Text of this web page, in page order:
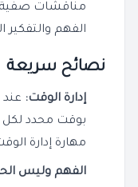
مناقشات صفية
الفهم والتفكير
نصائح سريعة
إدارة الوقت: عند
بوقت محدد لكل
مهارة إدارة
الفهم وليس